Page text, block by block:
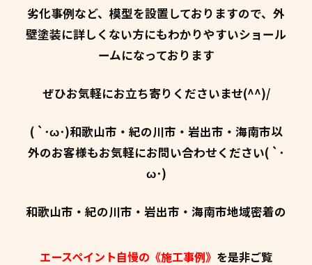
劣化事例など、模型を設置しておりますので、外
壁塗装に詳しくない方にもわかりやすいショール
ームになっております
ぜひお気軽にお立ち寄りくださいませ(^^)/
( `･ω･)和歌山市・紀の川市・岩出市・海南市以
外のお客様もお気軽にお問い合わせください( `･
ω･)
和歌山市・紀の川市・岩出市・海南市地域密着の
エースペイント自慢の《施工事例》 を是非ご覧